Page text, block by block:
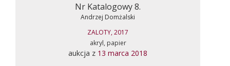
Nr Katalogowy 8.
Andrzej Domżalski
ZALOTY, 2017
akryl, papier
aukcja z 13 marca 2018